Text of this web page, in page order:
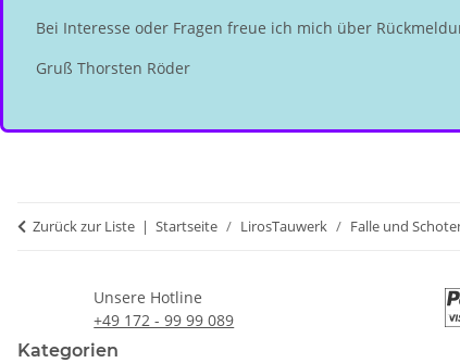
Bei Interesse oder Fragen freue ich mich über
Gruß Thorsten Röder
Zurück zur Liste Startseite LirosTauwerk Falle und
Unsere Hotline
+49 172 - 99 99 089
Kategorien